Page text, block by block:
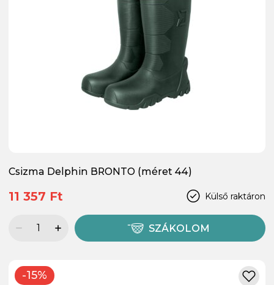
Csizma Delphin BRONTO (méret 44)
Külső raktáron
11 357 Ft
SZÁKOLOM
-15%